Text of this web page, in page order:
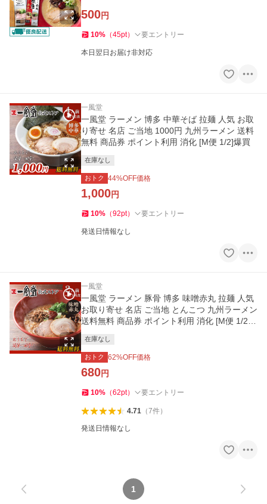
500円
10% （45pt） 要エントリー
本日翌日お届け非対応
一風堂
一風堂 ラーメン 博多 中華そば 拉麺 人気 お取
り寄せ 名店 ご当地 1000円 九州ラーメン 送料
無料 商品券 ポイント利用 消化 [M便 1/2]爆買
在庫なし
おトク 44%OFF価格
1,000円
10% （92pt） 要エントリー
発送日情報なし
一風堂
一風堂 ラーメン 豚骨 博多 味噌赤丸 拉麺 人気
お取り寄せ 名店 ご当地 とんこつ 九州ラーメン
送料無料 商品券 ポイント利用 消化 [M便 1/2]
在庫なし
おトク 62%OFF価格
680円
10% （62pt） 要エントリー
4.71（7件）
発送日情報なし
1